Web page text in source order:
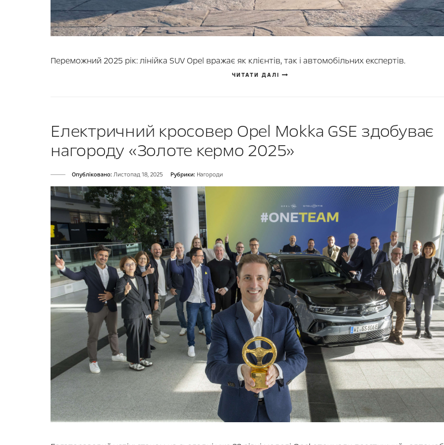
Переможний 2025 рік: лінійка SUV Opel вражає як клієнтів, так і автомобільних експертів.
ЧИТАТИ ДАЛІ
Електричний кросовер Opel Mokka GSE здобуває
нагороду «Золоте кермо 2025»
Опубліковано: Листопад 18, 2025 Рубрики: Нагороди